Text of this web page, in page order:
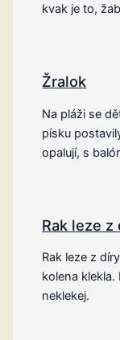
kvak je to,
Žralok
Na pláži se
písku
opalují, s
Rak leze z
Rak leze z
kolena klekla.
neklekej.